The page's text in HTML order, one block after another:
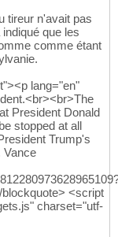
tireur n'avait pas
que les
comme étant
lang="en"
President Donald
stopped at all
Trump's
Vance
<script
charset="utf-